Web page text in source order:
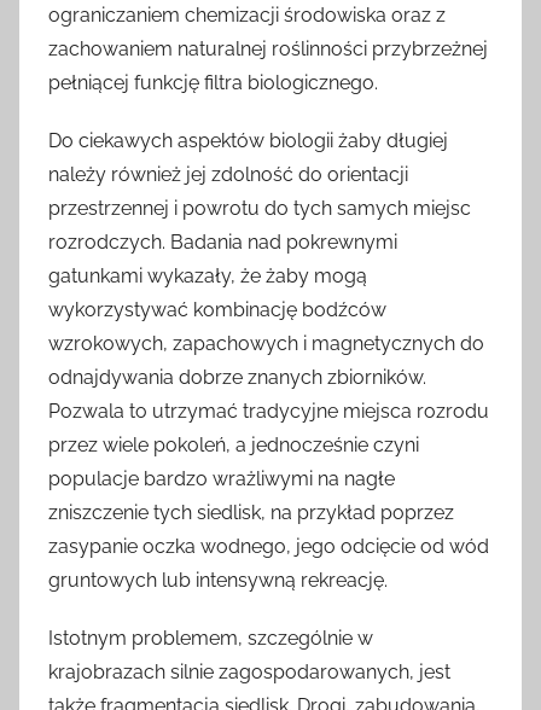
ograniczaniem chemizacji środowiska oraz z
zachowaniem naturalnej roślinności przybrzeżnej
pełniącej funkcję filtra biologicznego.
Do ciekawych aspektów biologii żaby długiej
należy również jej zdolność do orientacji
przestrzennej i powrotu do tych samych miejsc
rozrodczych. Badania nad pokrewnymi
gatunkami wykazały, że żaby mogą
wykorzystywać kombinację bodźców
wzrokowych, zapachowych i magnetycznych do
odnajdywania dobrze znanych zbiorników.
Pozwala to utrzymać tradycyjne miejsca rozrodu
przez wiele pokoleń, a jednocześnie czyni
populacje bardzo wrażliwymi na nagłe
zniszczenie tych siedlisk, na przykład poprzez
zasypanie oczka wodnego, jego odcięcie od wód
gruntowych lub intensywną rekreację.
Istotnym problemem, szczególnie w
krajobrazach silnie zagospodarowanych, jest